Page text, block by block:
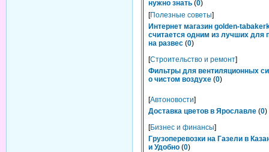
нужно знать (0)
[Полезные советы]
Интернет магазин golden-
считается одним из лучших для
на развес (0)
[Строительство и ремонт]
Фильтры для вентиляционных
о чистом воздухе (0)
[Автоновости]
Доставка цветов в Ярославле (0)
[Бизнес и финансы]
Грузоперевозки на Газели в
и Удобно (0)